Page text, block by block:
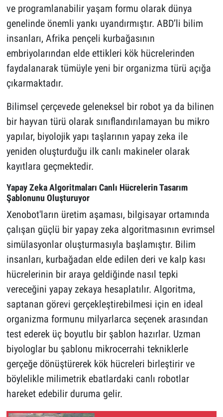
ve programlanabilir yaşam formu olarak dünya
genelinde önemli yankı uyandırmıştır. ABD’li bilim
insanları, Afrika pençeli kurbağasının
embriyolarından elde ettikleri kök hücrelerinden
faydalanarak tümüyle yeni bir organizma türü açığa
çıkarmaktadır.
Bilimsel çerçevede geleneksel bir robot ya da bilinen
bir hayvan türü olarak sınıflandırılamayan bu mikro
yapılar, biyolojik yapı taşlarının yapay zeka ile
yeniden oluşturduğu ilk canlı makineler olarak
kayıtlara geçmektedir.
Yapay Zeka Algoritmaları Canlı Hücrelerin Tasarım
Şablonunu Oluşturuyor
Xenobot'ların üretim aşaması, bilgisayar ortamında
çalışan güçlü bir yapay zeka algoritmasının evrimsel
simülasyonlar oluşturmasıyla başlamıştır. Bilim
insanları, kurbağadan elde edilen deri ve kalp kası
hücrelerinin bir araya geldiğinde nasıl tepki
vereceğini yapay zekaya hesaplatılır. Algoritma,
saptanan görevi gerçekleştirebilmesi için en ideal
organizma formunu milyarlarca seçenek arasından
test ederek üç boyutlu bir şablon hazırlar. Uzman
biyologlar bu şablonu mikrocerrahi tekniklerle
gerçeğe dönüştürerek kök hücreleri birleştirir ve
böylelikle milimetrik ebatlardaki canlı robotlar
hareket edebilir duruma gelir.